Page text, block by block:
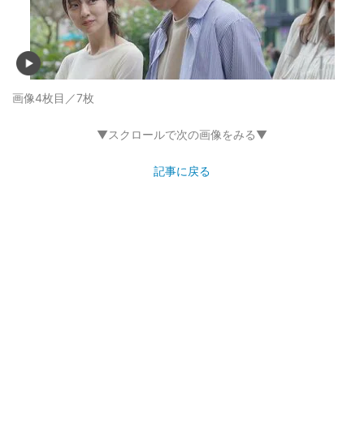
画像4枚目／7枚
▼スクロールで次の画像をみる▼
記事に戻る